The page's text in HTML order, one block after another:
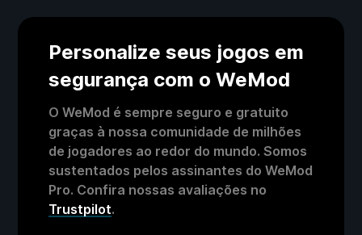
Personalize seus jogos em
segurança com o WeMod
O WeMod é sempre seguro e gratuito
graças à nossa comunidade de milhões
de jogadores ao redor do mundo. Somos
sustentados pelos assinantes do WeMod
Pro. Confira nossas avaliações no
Trustpilot.